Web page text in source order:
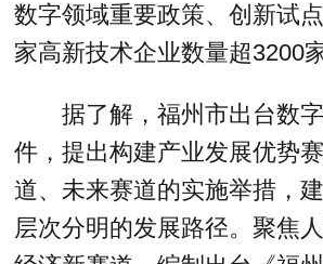
数字领域重要政策、创新试
家高新技术企业数量超3200家
据了解，福州市出台数字
件，提出构建产业发展优势
道、未来赛道的实施举措，建
层次分明的发展路径。聚焦